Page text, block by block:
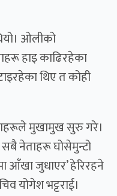
ओलीको
हाइ काढिरहेका
थिए त कोही
मुखामुख सुरु गरे।
नेताहरू घोसेमुन्टो
आँखा जुधाएर’ हेरिरहने
योगेश भट्टराई।